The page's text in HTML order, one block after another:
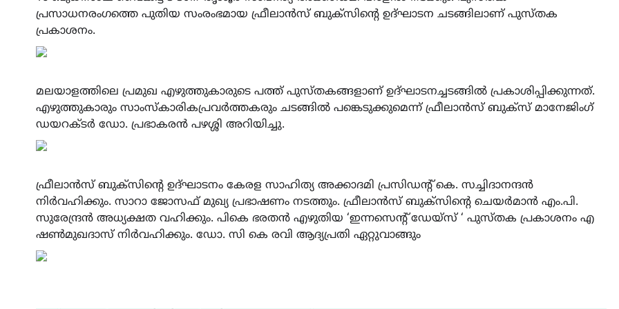
പ്രസാധനരംഗത്തെ പുതിയ സംരംഭമായ ഫ്രീലാൻസ് ബുക്സിൻ്റെ ഉദ്‌ഘാടന ചടങ്ങിലാണ് പുസ്തക
പ്രകാശനം.
മലയാളത്തിലെ പ്രമുഖ എഴുത്തുകാരുടെ പത്ത് പുസ്തകങ്ങളാണ് ഉദ്ഘാടനച്ചടങ്ങിൽ പ്രകാശിപ്പിക്കുന്നത്.
എഴുത്തുകാരും സാംസ്കാരികപ്രവർത്തകരും ചടങ്ങിൽ പങ്കെടുക്കുമെന്ന് ഫ്രീലാൻസ് ബുക്സ് മാനേജിംഗ്
ഡയറക്ടർ ഡോ. പ്രഭാകരൻ പഴശ്ശി അറിയിച്ചു.
ഫ്രീലാൻസ് ബുക്സിന്റെ ഉദ്ഘാടനം കേരള സാഹിത്യ അക്കാദമി പ്രസിഡന്റ് കെ. സച്ചിദാനന്ദൻ
നിർവഹിക്കും. സാറാ ജോസഫ് മുഖ്യ പ്രഭാഷണം നടത്തും. ഫ്രീലാൻസ് ബുക്സിന്റെ ചെയർമാൻ എം.പി.
സുരേന്ദ്രൻ അധ്യക്ഷത വഹിക്കും. പികെ ഭരതൻ എഴുതിയ ‘ഇന്നസെന്റ് ഡേയ്സ് ‘ പുസ്തക പ്രകാശനം എ
ഷൺമുഖദാസ് നിർവഹിക്കും. ഡോ. സി കെ രവി ആദ്യപ്രതി ഏറ്റുവാങ്ങും